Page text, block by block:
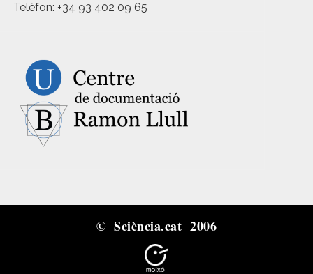
Telèfon: +34 93 402 09 65
© Sciència.cat 2006